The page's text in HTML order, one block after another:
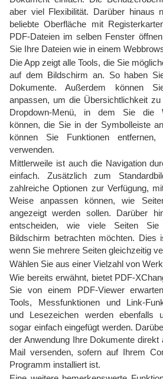
aber viel Flexibilität. Darüber hinaus
beliebte Oberfläche mit
PDF-Dateien im selben Fenster
Sie Ihre Dateien wie in einem
Die App zeigt alle Tools, die Sie
auf dem Bildschirm an. So haben
Dokumente. Außerdem können
anpassen, um die Übersichtlichkeit
Dropdown-Menü, in dem Sie die
können, die Sie in der Symbolleiste
können Sie Funktionen
verwenden.
Mittlerweile ist auch die Navigation
einfach. Zusätzlich zum
zahlreiche Optionen zur Verfügung,
Weise anpassen können, wie
angezeigt werden sollen. Darüber
entscheiden, wie viele Seiten
Bildschirm betrachten möchten. Dies
wenn Sie mehrere Seiten gleichzeitig
Wählen Sie aus einer Vielzahl von
Wie bereits erwähnt, bietet PDF-
Sie von einem PDF-Viewer
Tools, Messfunktionen und Link-
und Lesezeichen werden ebenfalls
sogar einfach eingefügt werden.
der Anwendung Ihre Dokumente
Mail versenden, sofern auf Ihrem
Programm installiert ist.